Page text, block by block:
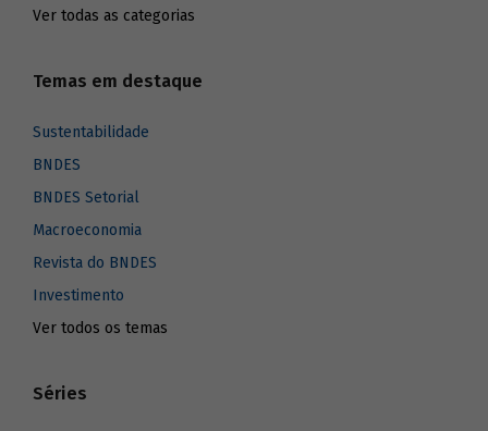
Ver todas as categorias
Temas em destaque
Sustentabilidade
BNDES
BNDES Setorial
Macroeconomia
Revista do BNDES
Investimento
Ver todos os temas
Séries